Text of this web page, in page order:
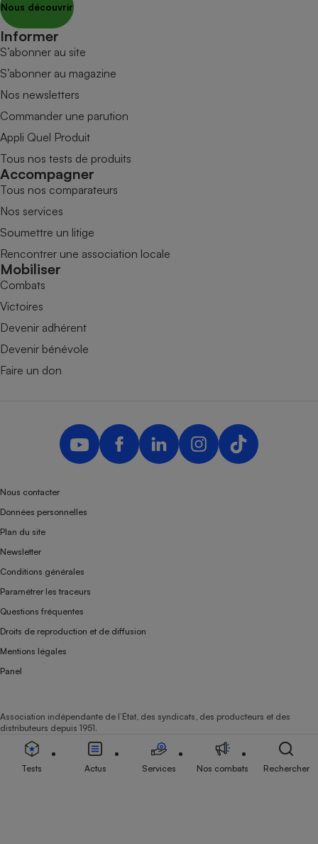
Nous découvrir
Informer
S’abonner au site
S’abonner au magazine
Nos newsletters
Commander une parution
Appli Quel Produit
Tous nos tests de produits
Accompagner
Tous nos comparateurs
Nos services
Soumettre un litige
Rencontrer une association locale
Mobiliser
Combats
Victoires
Devenir adhérent
Devenir bénévole
Faire un don
Nous contacter
Données personnelles
Plan du site
Newsletter
Conditions générales
Paramétrer les traceurs
Questions fréquentes
Droits de reproduction et de diffusion
Mentions légales
Panel
Association indépendante de l’État, des syndicats, des producteurs et des
distributeurs depuis 1951.
Tests Actus Services Nos combats Rechercher